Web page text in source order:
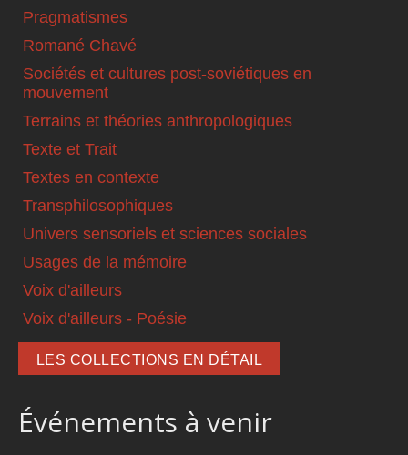
Pragmatismes
Romané Chavé
Sociétés et cultures post-soviétiques en
mouvement
Terrains et théories anthropologiques
Texte et Trait
Textes en contexte
Transphilosophiques
Univers sensoriels et sciences sociales
Usages de la mémoire
Voix d'ailleurs
Voix d'ailleurs - Poésie
LES COLLECTIONS EN DÉTAIL
Événements à venir